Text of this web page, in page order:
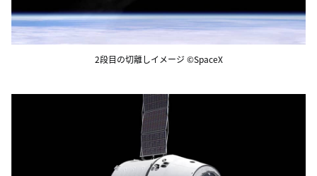
2段目の切離しイメージ ©SpaceX